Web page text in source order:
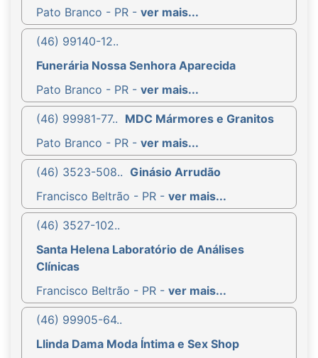
Pato Branco - PR - ver mais...
(46) 99140-12..
Funerária Nossa Senhora Aparecida
Pato Branco - PR - ver mais...
(46) 99981-77.. MDC Mármores e Granitos
Pato Branco - PR - ver mais...
(46) 3523-508.. Ginásio Arrudão
Francisco Beltrão - PR - ver mais...
(46) 3527-102..
Santa Helena Laboratório de Análises
Clínicas
Francisco Beltrão - PR - ver mais...
(46) 99905-64..
Llinda Dama Moda Íntima e Sex Shop